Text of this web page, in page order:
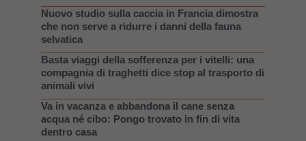
Nuovo studio sulla caccia in Francia dimostra
che non serve a ridurre i danni della fauna
selvatica
Basta viaggi della sofferenza per i vitelli: una
compagnia di traghetti dice stop al trasporto di
animali vivi
Va in vacanza e abbandona il cane senza
acqua né cibo: Pongo trovato in fin di vita
dentro casa